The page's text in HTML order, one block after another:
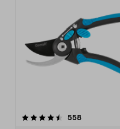
558anmeldelser
4.5 av 5 stjerner